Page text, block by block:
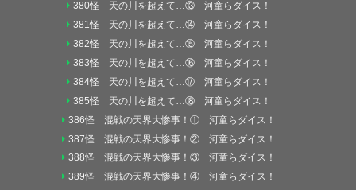
380怪 天の川を超えて…⑬ 河童らダイス！
381怪 天の川を超えて…⑭ 河童らダイス！
382怪 天の川を超えて…⑮ 河童らダイス！
383怪 天の川を超えて…⑯ 河童らダイス！
384怪 天の川を超えて…⑰ 河童らダイス！
385怪 天の川を超えて…⑱ 河童らダイス！
386怪 混戦の天界大惨事！① 河童らダイス！
387怪 混戦の天界大惨事！② 河童らダイス！
388怪 混戦の天界大惨事！③ 河童らダイス！
389怪 混戦の天界大惨事！④ 河童らダイス！